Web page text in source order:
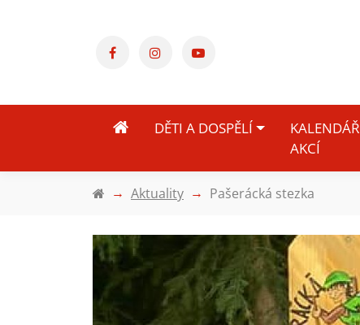
DĚTI A DOSPĚLÍ
KALENDÁŘ
AKCÍ
Aktuality Pašerácká stezka